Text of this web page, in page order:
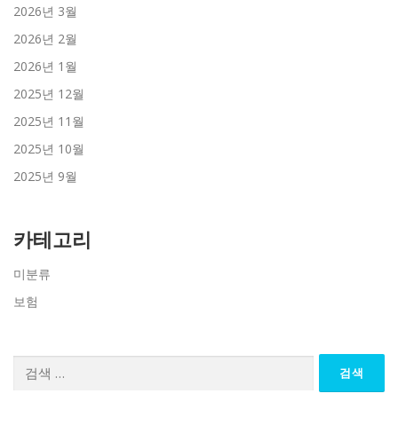
2026년 3월
2026년 2월
2026년 1월
2025년 12월
2025년 11월
2025년 10월
2025년 9월
카테고리
미분류
보험